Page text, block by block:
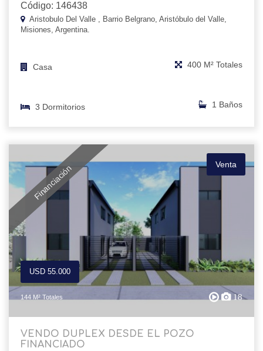
Código: 146438
Aristobulo Del Valle , Barrio Belgrano, Aristóbulo del Valle,
Misiones, Argentina.
Casa 400 M² Totales
3 Dormitorios 1 Baños
Financiación Venta
USD 55.000
144 M² Totales 18
VENDO DUPLEX DESDE EL POZO
FINANCIADO